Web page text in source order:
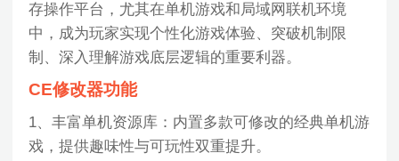
存操作平台，尤其在单机游戏和局域网联机环境
中，成为玩家实现个性化游戏体验、突破机制限
制、深入理解游戏底层逻辑的重要利器。
CE修改器功能
1、丰富单机资源库：内置多款可修改的经典单机游
戏，提供趣味性与可玩性双重提升。